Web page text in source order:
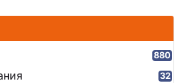
880
32